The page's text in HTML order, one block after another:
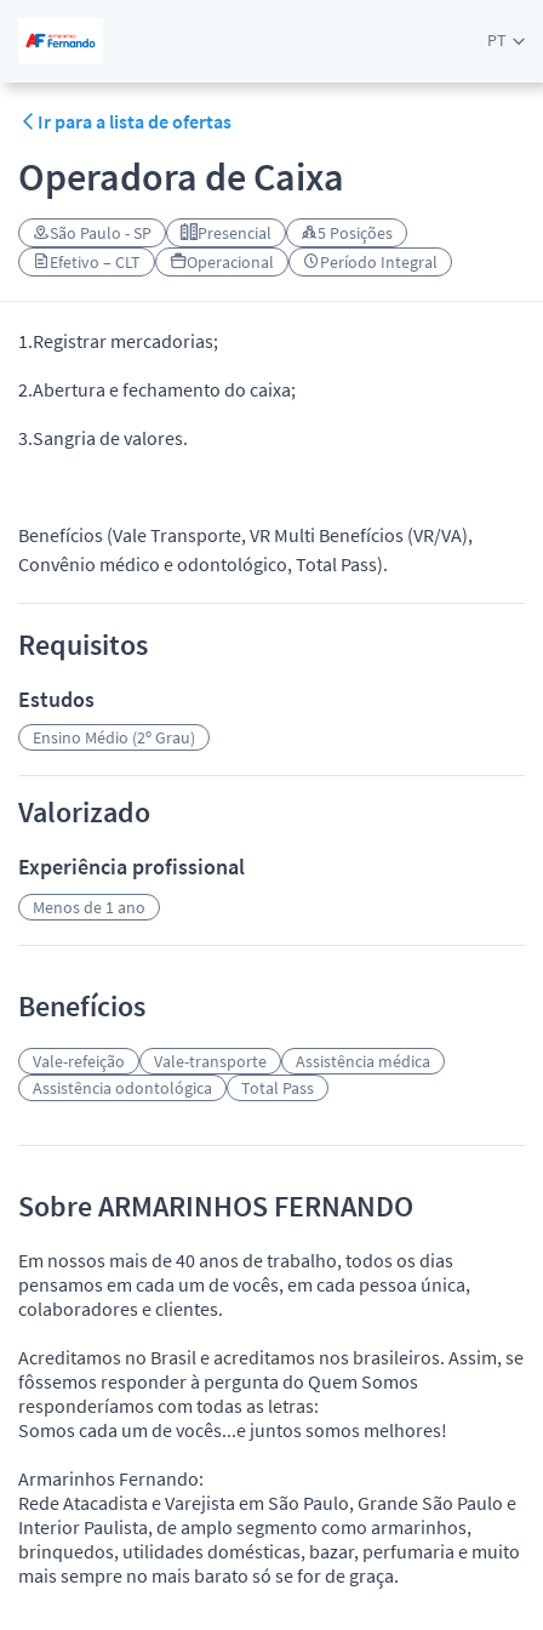
PT
Ir para a lista de ofertas
Operadora de Caixa
São Paulo - SP Presencial
5 Posições
Efetivo – CLT
Operacional Período Integral
1.Registrar mercadorias;
2.Abertura e fechamento do caixa;
3.Sangria de valores.
Benefícios (Vale Transporte, VR Multi Benefícios (VR/VA),
Convênio médico e odontológico, Total Pass).
Requisitos
Estudos
Ensino Médio (2º Grau)
Valorizado
Experiência profissional
Menos de 1 ano
Benefícios
Vale-refeição Vale-transporte
Assistência médica
Assistência odontológica
Total Pass
Sobre ARMARINHOS FERNANDO
Em nossos mais de 40 anos de trabalho, todos os dias
pensamos em cada um de vocês, em cada pessoa única,
colaboradores e clientes.
Acreditamos no Brasil e acreditamos nos brasileiros. Assim, se
fôssemos responder à pergunta do Quem Somos
responderíamos com todas as letras:
Somos cada um de vocês...e juntos somos melhores!
Armarinhos Fernando:
Rede Atacadista e Varejista em São Paulo, Grande São Paulo e
Interior Paulista, de amplo segmento como armarinhos,
brinquedos, utilidades domésticas, bazar, perfumaria e muito
mais sempre no mais barato só se for de graça.